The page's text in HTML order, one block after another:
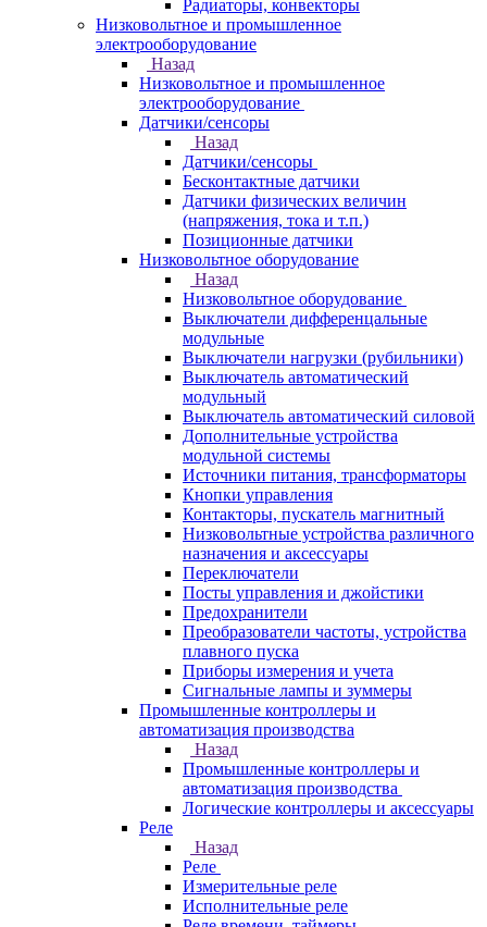
Радиаторы, конвекторы
Низковольтное и промышленное
электрооборудование
Назад
Низковольтное и промышленное
электрооборудование
Датчики/сенсоры
Назад
Датчики/сенсоры
Бесконтактные датчики
Датчики физических величин
(напряжения, тока и т.п.)
Позиционные датчики
Низковольтное оборудование
Назад
Низковольтное оборудование
Выключатели дифференцальные
модульные
Выключатели нагрузки (рубильники)
Выключатель автоматический
модульный
Выключатель автоматический силовой
Дополнительные устройства
модульной системы
Источники питания, трансформаторы
Кнопки управления
Контакторы, пускатель магнитный
Низковольтные устройства различного
назначения и аксессуары
Переключатели
Посты управления и джойстики
Предохранители
Преобразователи частоты, устройства
плавного пуска
Приборы измерения и учета
Сигнальные лампы и зуммеры
Промышленные контроллеры и
автоматизация производства
Назад
Промышленные контроллеры и
автоматизация производства
Логические контроллеры и аксессуары
Реле
Назад
Реле
Измерительные реле
Исполнительные реле